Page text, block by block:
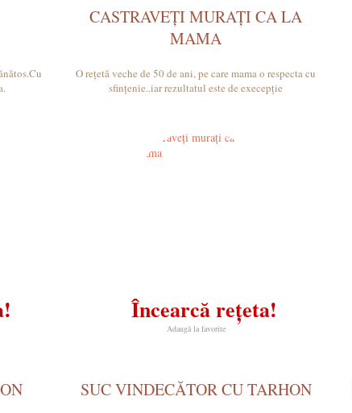
CASTRAVEȚI MURAȚI CA LA
MAMA
O rețetă veche de 50 de ani, pe care mama o respecta cu
sfințenie..iar rezultatul este de execepție
Încearcă rețeta!
Adaugă la favorite
SUC VINDECĂTOR CU TARHON